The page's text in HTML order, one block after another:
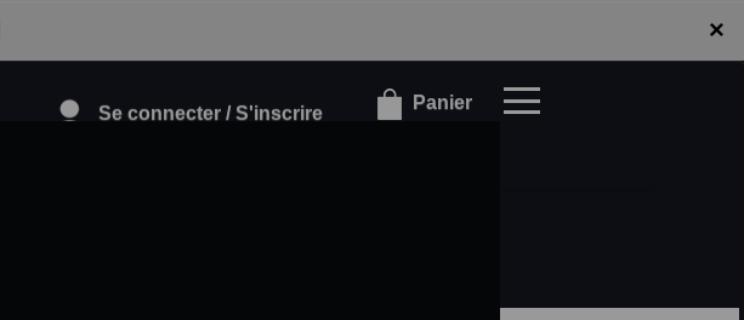
×
Se connecter / S'inscrire Panier
×